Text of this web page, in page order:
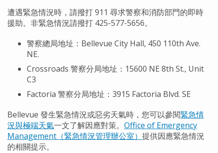
遭遇緊急情況時，請撥打 911 尋求警察和消防部門的即時
援助。非緊急情況請撥打 425-577-5656。
警察總局地址：Bellevue City Hall, 450 110th Ave.
NE.
Crossroads 警察分局地址：15600 NE 8th St., Unit
C3
Factoria 警察分局地址：3915 Factoria Blvd. SE
Bellevue 發生緊急情況或惡劣天氣時，您可以參閱緊急情
況與極端天氣一文了解因應對策。 Office of Emergency
Management（緊急情況管理辦公室） 提供因應緊急情況
的相關提示。